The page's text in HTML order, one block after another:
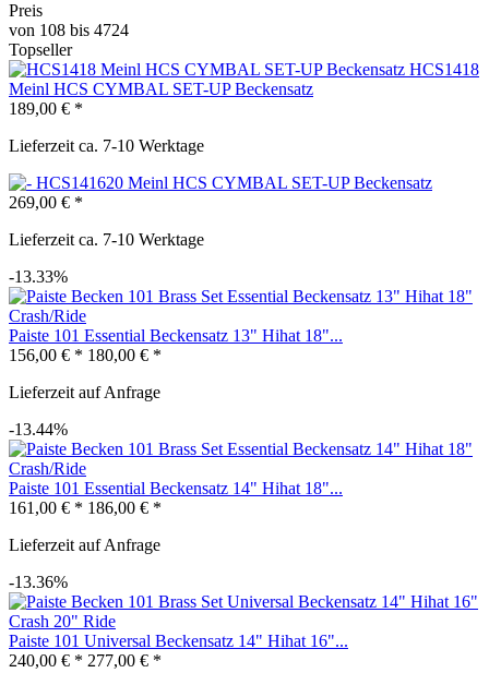
Preis
von 108 bis 4724
Topseller
HCS1418
Meinl HCS CYMBAL SET-UP Beckensatz
189,00 € *
Lieferzeit ca. 7-10 Werktage
HCS141620 Meinl HCS CYMBAL SET-UP Beckensatz
269,00 € *
Lieferzeit ca. 7-10 Werktage
-13.33%
Paiste 101 Essential Beckensatz 13" Hihat 18"...
156,00 € * 180,00 € *
Lieferzeit auf Anfrage
-13.44%
Paiste 101 Essential Beckensatz 14" Hihat 18"...
161,00 € * 186,00 € *
Lieferzeit auf Anfrage
-13.36%
Paiste 101 Universal Beckensatz 14" Hihat 16"...
240,00 € * 277,00 € *